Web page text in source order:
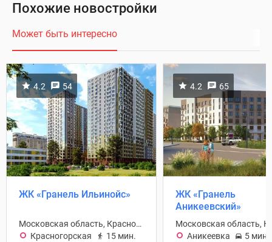
Похожие новостройки
Может быть интересно
4.2 54
ЖК «Гранель Ильинойс»
Московская область, Красногорск городской округ
Красногорская
15 мин.
4.2 65
ЖК «Гранель
Аникеевский»
Аникеевка
5 мин.